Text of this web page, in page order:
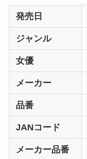
発売日
ジャンル
女優
メーカー
品番
JANコード
メーカー品番